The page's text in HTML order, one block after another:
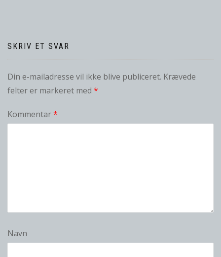
SKRIV ET SVAR
Din e-mailadresse vil ikke blive publiceret. Krævede
felter er markeret med *
Kommentar*
Navn